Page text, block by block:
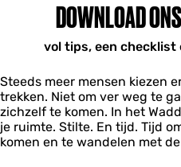
DOWNLOAD
vol tips, een
Steeds meer mensen kiezen
trekken. Niet om ver weg te
zichzelf te komen. In het
je ruimte. Stilte. En tijd. Tijd
komen en te wandelen met